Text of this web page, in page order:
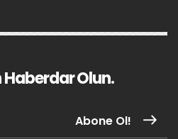
Olun.
Abone Ol!